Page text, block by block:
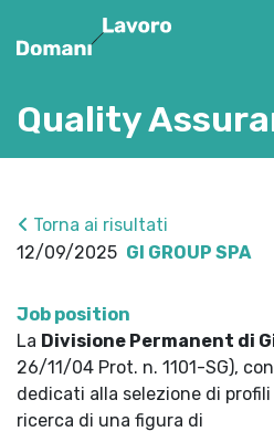
Quality
Torna ai risultati
12/09/2025 GI GROUP SPA
Job position
La Divisione Permanent di
26/11/04 Prot. n. 1101-SG),
dedicati alla selezione di
ricerca di una figura di